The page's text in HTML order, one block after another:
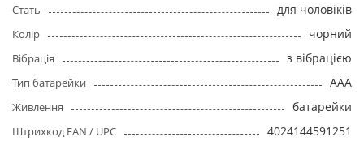
Стать для чоловіків
Колір чорний
Вібрація з вібрацією
Тип батарейки AAA
Живлення батарейки
Штрихкод EAN / UPC 4024144591251